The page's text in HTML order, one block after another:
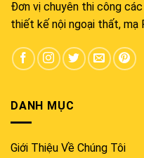
Đơn vị chuyên thi công
thiết kế nội ngoại thất, mạ
DANH MỤC
Giới Thiệu Về Chúng Tôi